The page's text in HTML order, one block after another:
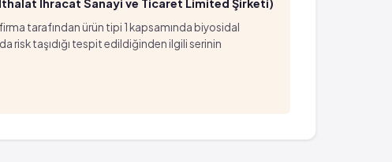
İhracat Sanayi ve Ticaret Limited Şirketi)
tarafından ürün tipi 1 kapsamında biyosidal
risk taşıdığı tespit edildiğinden ilgili serinin